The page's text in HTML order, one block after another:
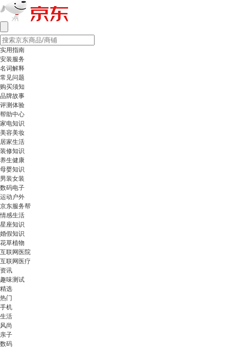
实用指南
安装服务
名词解释
常见问题
购买须知
品牌故事
评测体验
帮助中心
家电知识
美容美妆
居家生活
装修知识
养生健康
母婴知识
男装女装
数码电子
运动户外
京东服务帮
情感生活
星座知识
婚假知识
花草植物
互联网医院
互联网医疗
资讯
趣味测试
精选
热门
手机
生活
风尚
亲子
数码